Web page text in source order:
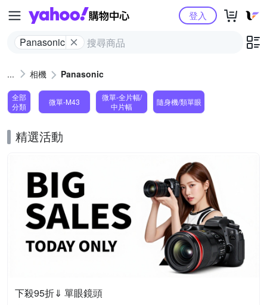
Yahoo購物中心
Panasonic
登入
相機 Panasonic
全部
分類
微單-M43
微單-全片幅/
中片幅
隨身機/類單眼
精選活動
下殺95折⇓ 單眼鏡頭